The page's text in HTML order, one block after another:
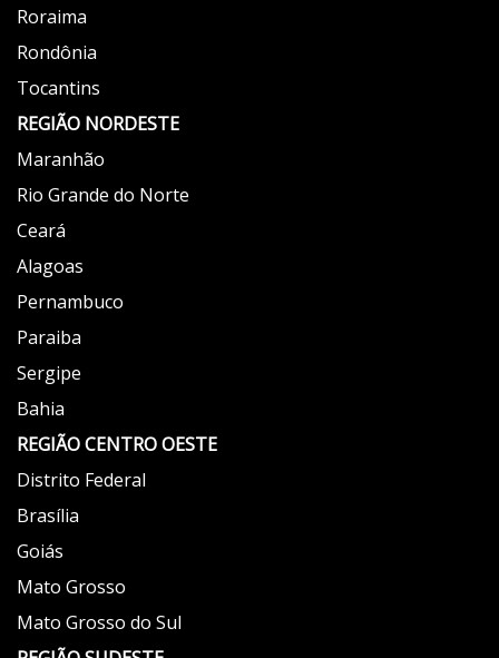
Roraima
Rondônia
Tocantins
REGIÃO NORDESTE
Maranhão
Rio Grande do Norte
Ceará
Alagoas
Pernambuco
Paraiba
Sergipe
Bahia
REGIÃOCENTRO OESTE
Distrito Federal
Brasília
Goiás
Mato Grosso
Mato Grosso do Sul